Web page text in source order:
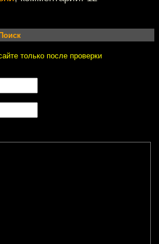
Поиск
только после проверки